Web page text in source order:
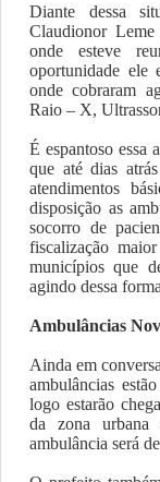
Diante dessa
Claudionor
onde esteve
oportunidade ele
onde cobraram
Raio – X,
É espantoso essa
que até dias
atendimentos
disposição as
socorro de
fiscalização
municípios que
agindo dessa
Ambulâncias
Ainda em
ambulâncias
logo estarão
da zona urbana
ambulância será